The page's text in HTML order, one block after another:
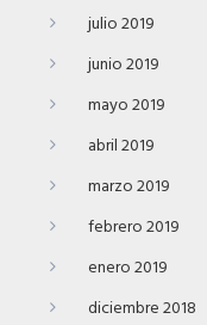
julio 2019
junio 2019
mayo 2019
abril 2019
marzo 2019
febrero 2019
enero 2019
diciembre 2018